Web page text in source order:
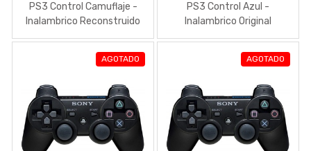
PS3 Control Camuflaje -
Inalambrico Reconstruido
Original
PS3 Control Azul -
Inalambrico Original
AGOTADO AGOTADO